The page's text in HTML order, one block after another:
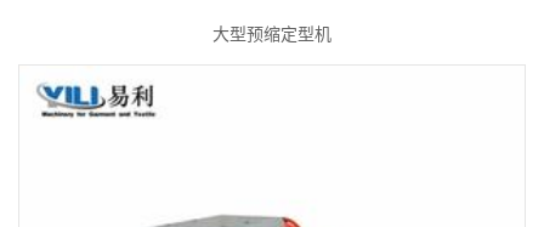
大型预缩定型机